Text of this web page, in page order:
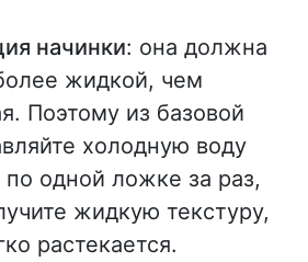
начинки: она должна
жидкой, чем
Поэтому из базовой
холодную воду
одной ложке за раз,
жидкую текстуру,
растекается.